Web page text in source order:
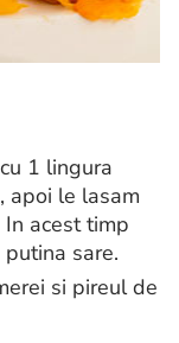
1 lingura
apoi le lasam
acest timp
sare.
si pireul de